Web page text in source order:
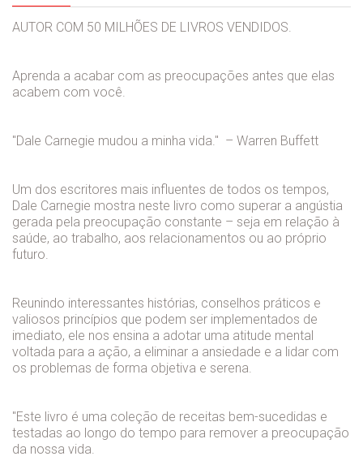
AUTOR COM 50 MILHÕES DE LIVROS VENDIDOS.
Aprenda a acabar com as preocupações antes que elas
acabem com você.
"Dale Carnegie mudou a minha vida." – Warren Buffett
Um dos escritores mais influentes de todos os tempos,
Dale Carnegie mostra neste livro como superar a angústia
gerada pela preocupação constante – seja em relação à
saúde, ao trabalho, aos relacionamentos ou ao próprio
futuro.
Reunindo interessantes histórias, conselhos práticos e
valiosos princípios que podem ser implementados de
imediato, ele nos ensina a adotar uma atitude mental
voltada para a ação, a eliminar a ansiedade e a lidar com
os problemas de forma objetiva e serena.
"Este livro é uma coleção de receitas bem-sucedidas e
testadas ao longo do tempo para remover a preocupação
da nossa vida.